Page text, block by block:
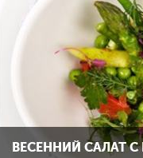
ВЕСЕННИЙ САЛАТ